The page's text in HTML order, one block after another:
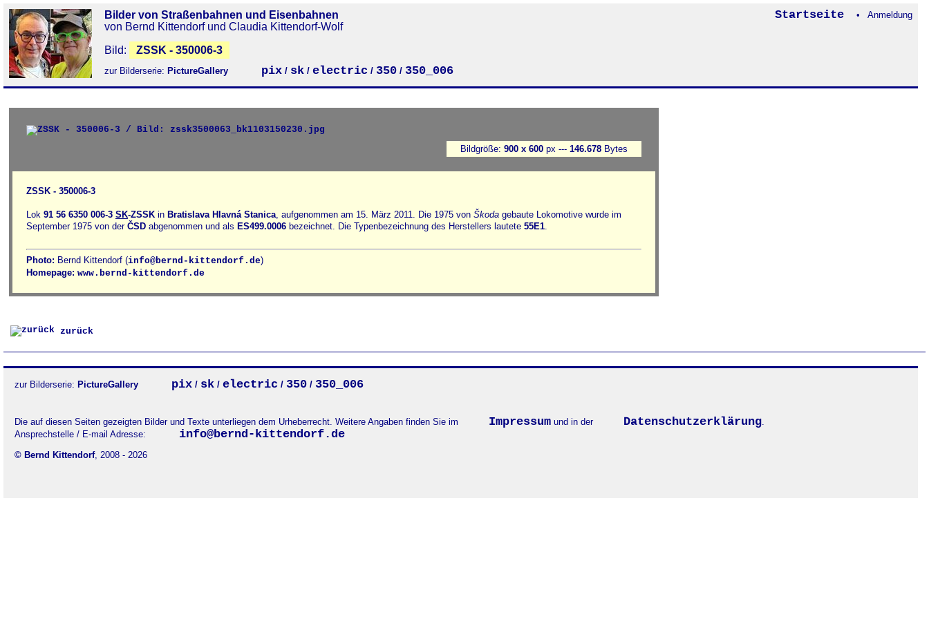
Bilder von Straßenbahnen und Eisenbahnen
von Bernd Kittendorf und Claudia Kittendorf-Wolf
Bild:
ZSSK - 350006-3
Startseite • Anmeldung
zur Bilderserie: PictureGallery pix / sk / electric / 350 / 350_006
Bildgröße: 900 x 600 px --- 146.678 Bytes
ZSSK - 350006-3
Lok 91 56 6350 006-3 SK-ZSSK in Bratislava Hlavná Stanica, aufgenommen am 15. März 2011. Die 1975 von Škoda gebaute Lokomotive wurde im
September 1975 von der ČSD abgenommen und als ES499.0006 bezeichnet. Die Typenbezeichnung des Herstellers lautete 55E1.
Photo: Bernd Kittendorf (info@bernd-kittendorf.de)
Homepage: www.bernd-kittendorf.de
zurück
zur Bilderserie: PictureGallery pix / sk / electric / 350 / 350_006
Die auf diesen Seiten gezeigten Bilder und Texte unterliegen dem Urheberrecht. Weitere Angaben finden Sie im Impressum und in der Datenschutzerklärung.
Ansprechstelle / E-mail Adresse:
info@bernd-kittendorf.de
© Bernd Kittendorf, 2008 - 2026